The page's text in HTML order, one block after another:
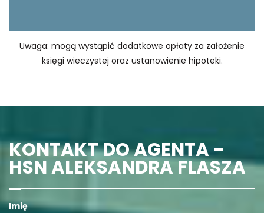
Uwaga: mogą wystąpić dodatkowe opłaty za założenie
księgi wieczystej oraz ustanowienie hipoteki.
KONTAKT DO AGENTA -
HSN ALEKSANDRA FLASZA
Imię